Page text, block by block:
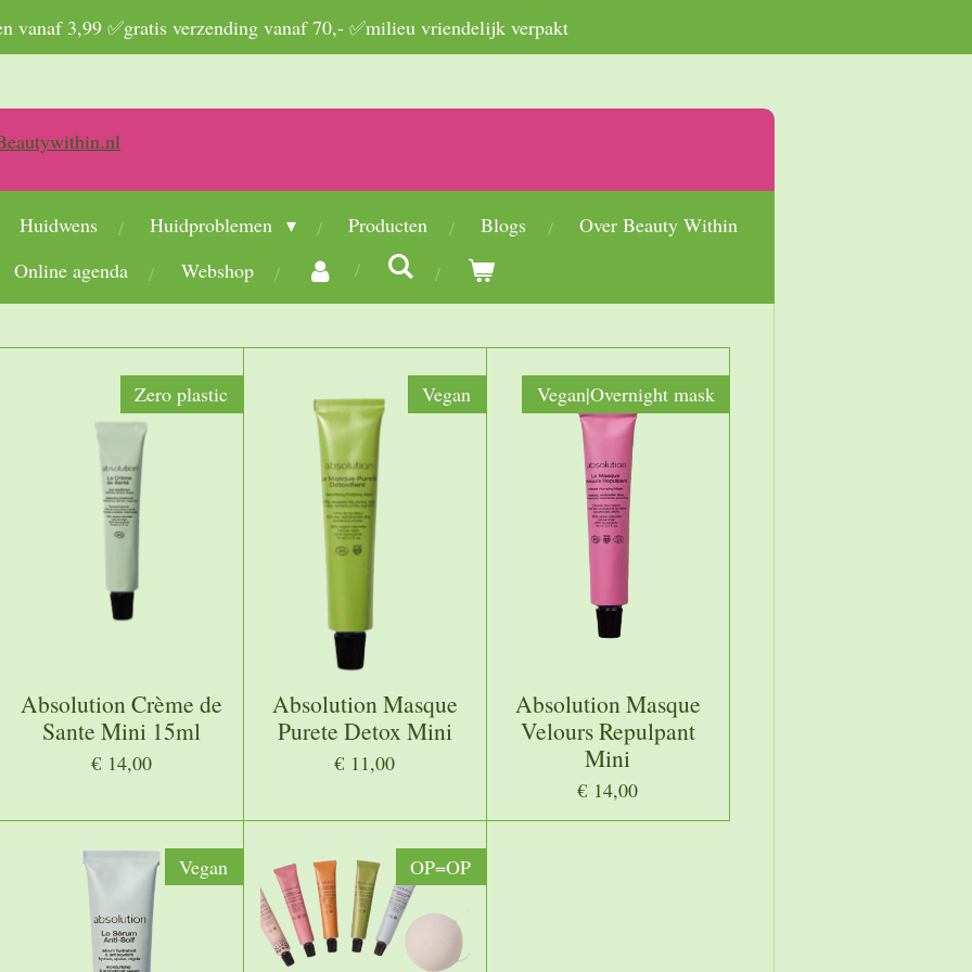
vanaf 3,99 ✅gratis verzending vanaf 70,- ✅milieu vriendelijk verpakt
Huidwens Huidproblemen Producten Blogs
Over Beauty Within
Online agenda
Webshop
Zero plastic
Absolution Crème de
Sante Mini 15ml
€ 14,00
Vegan
Absolution Masque
Purete Detox Mini
€ 11,00
Vegan|Overnight mask
Absolution Masque
Velours Repulpant
Mini
€ 14,00
Vegan OP=OP